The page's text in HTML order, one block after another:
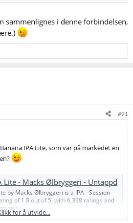
sammenlignes i denne forbindelsen,
#91
IPA Lite, som var på markedet en
Lite - Macks Ølbryggeri - Untappd
by Macks Ølbryggeri is a IPA - Session
of 1.8 out of 5, with 6,338 ratings and
for å utvide...